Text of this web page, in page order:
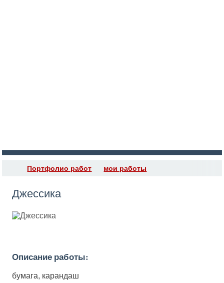
Портфолио работ мои работы
Джессика
Описание работы:
бумага, карандаш